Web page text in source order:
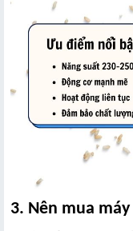
3. Nên mua